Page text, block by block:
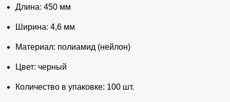
Длина: 450 мм
Ширина: 4,6 мм
Материал: полиамид (нейлон)
Цвет: черный
Количество в упаковке: 100 шт.